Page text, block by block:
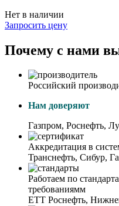
Нет в наличии
Запросить цену
Почему с нами
Российский
Нам доверяют
Газпром, Роснефть,
Аккредитация в
Транснефть, Сибур,
Работаем по
требованиямм
ЕТТ Роснефть,